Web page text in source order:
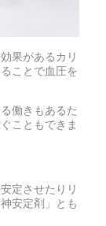
果があるカリ
ことで血圧を
働きもあるた
こともできま
定させたりリ
安定剤」とも